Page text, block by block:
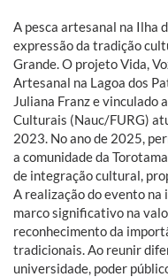
A pesca artesanal na Ilha
expressão da tradição
Grande. O projeto Vida,
Artesanal na Lagoa dos
Juliana Franz e vinculado
Culturais (Nauc/FURG)
2023. No ano de 2025,
a comunidade da
de integração cultural,
A realização do evento
marco significativo na
reconhecimento da
tradicionais. Ao reunir
universidade, poder